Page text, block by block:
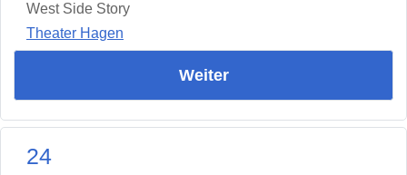
West Side Story
Theater Hagen
Weiter
24